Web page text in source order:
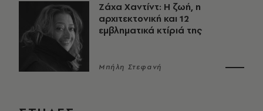
Ζάχα Χαντίντ: Η ζωή, η
αρχιτεκτονική και 12
εμβληματικά κτίριά της
Μπήλη Στεφανή